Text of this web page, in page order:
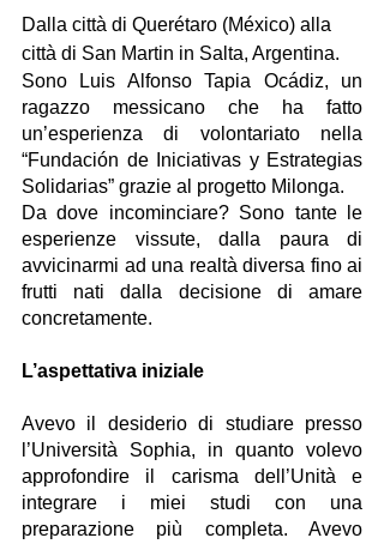
Dalla città di Querétaro (México) alla
città di San Martin in Salta, Argentina.
Sono Luis Alfonso Tapia Ocádiz, un
ragazzo messicano che ha fatto
un’esperienza di volontariato nella
“Fundación de Iniciativas y Estrategias
Solidarias” grazie al progetto Milonga.
Da dove incominciare? Sono tante le
esperienze vissute, dalla paura di
avvicinarmi ad una realtà diversa fino ai
frutti nati dalla decisione di amare
concretamente.
L’aspettativa iniziale
Avevo il desiderio di studiare presso
l’Università Sophia, in quanto volevo
approfondire il carisma dell’Unità e
integrare i miei studi con una
preparazione più completa. Avevo